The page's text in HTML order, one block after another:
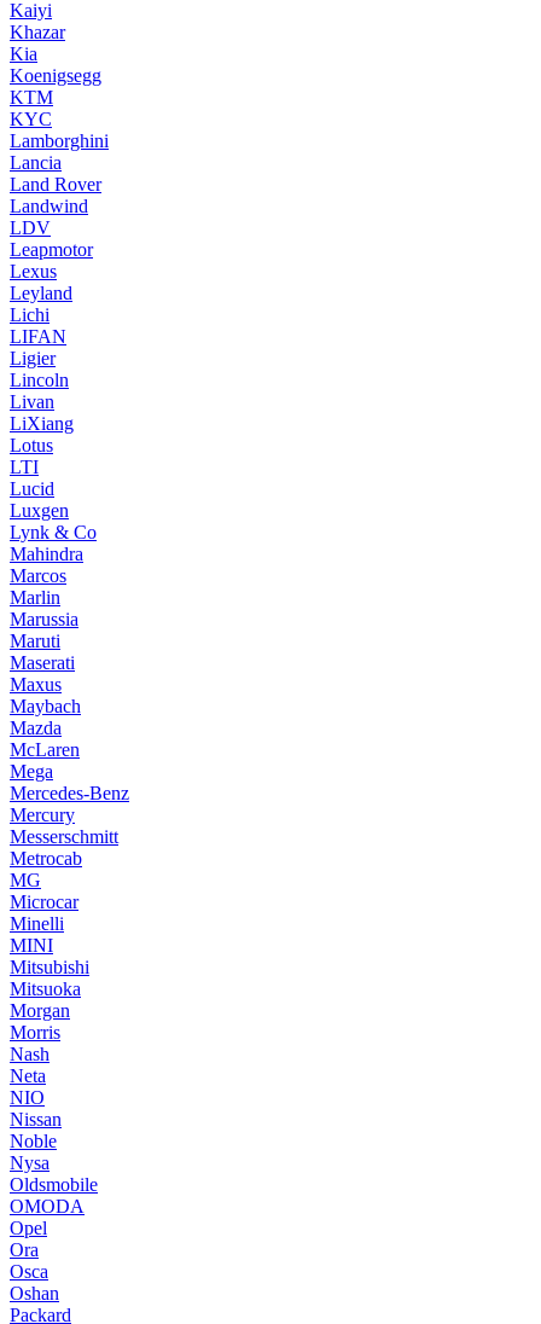
Kaiyi
Khazar
Kia
Koenigsegg
KTM
KYC
Lamborghini
Lancia
Land Rover
Landwind
LDV
Leapmotor
Lexus
Leyland
Lichi
LIFAN
Ligier
Lincoln
Livan
LiXiang
Lotus
LTI
Lucid
Luxgen
Lynk & Co
Mahindra
Marcos
Marlin
Marussia
Maruti
Maserati
Maxus
Maybach
Mazda
McLaren
Mega
Mercedes-Benz
Mercury
Messerschmitt
Metrocab
MG
Microcar
Minelli
MINI
Mitsubishi
Mitsuoka
Morgan
Morris
Nash
Neta
NIO
Nissan
Noble
Nysa
Oldsmobile
OMODA
Opel
Ora
Osca
Oshan
Packard